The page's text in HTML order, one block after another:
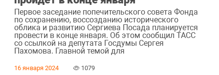
Первое заседание попечительского совета Фонда
по сохранению, воссозданию исторического
облика и развитию Сергиева Посада планируется
провести в конце января. Об этом сообщил ТАСС
со ссылкой на депутата Госдумы Сергея
Пахомова. Главной темой для
16 января 2024 1079